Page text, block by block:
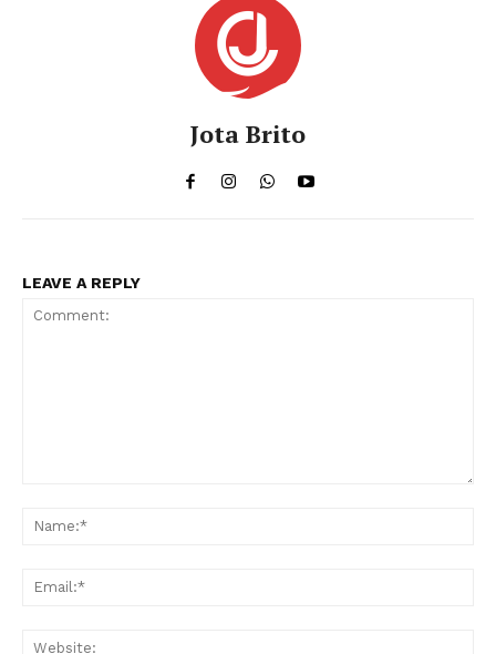
Jota Brito
LEAVE A REPLY